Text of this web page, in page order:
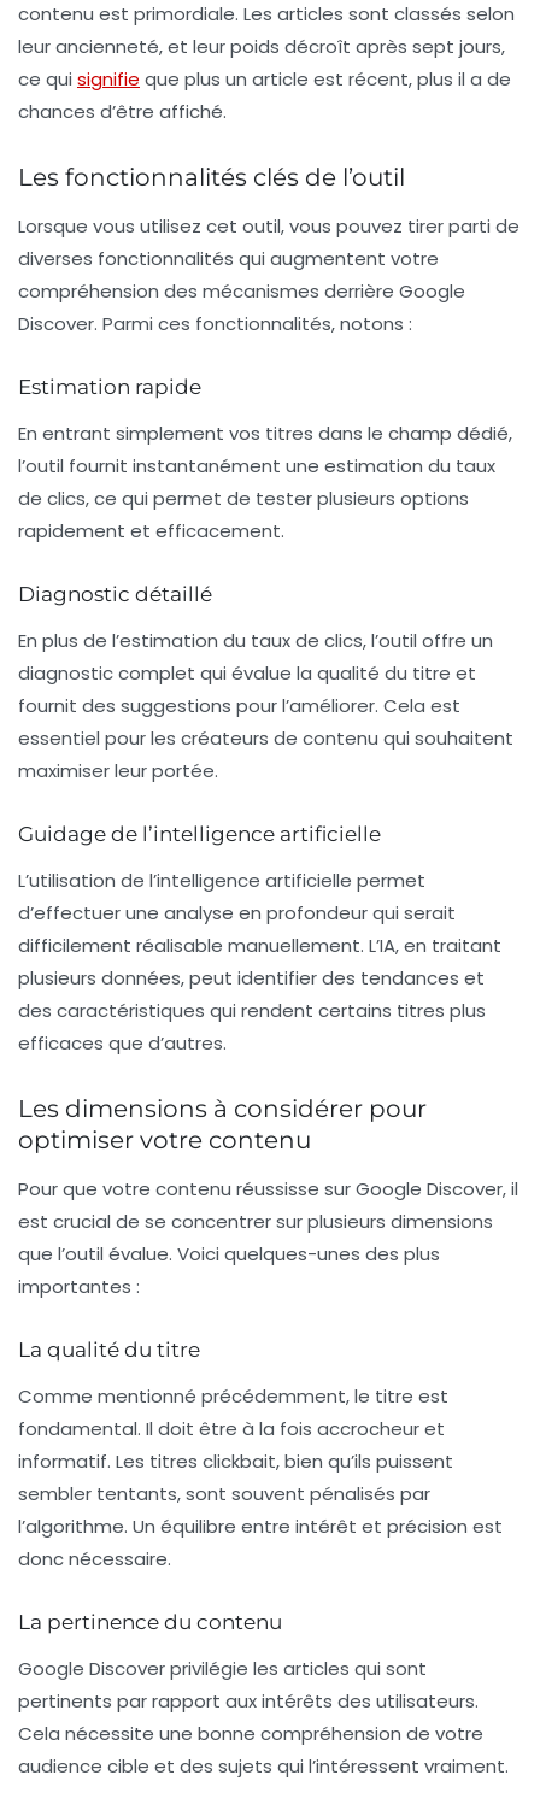
contenu est primordiale. Les articles sont classés selon
leur ancienneté, et leur poids décroît après sept jours,
ce qui signifie que plus un article est récent, plus il a de
chances d’être affiché.
Les fonctionnalités clés de l’outil
Lorsque vous utilisez cet outil, vous pouvez tirer parti de
diverses fonctionnalités qui augmentent votre
compréhension des mécanismes derrière Google
Discover. Parmi ces fonctionnalités, notons :
Estimation rapide
En entrant simplement vos titres dans le champ dédié,
l’outil fournit instantanément une estimation du taux
de clics, ce qui permet de tester plusieurs options
rapidement et efficacement.
Diagnostic détaillé
En plus de l’estimation du taux de clics, l’outil offre un
diagnostic complet qui évalue la qualité du titre et
fournit des suggestions pour l’améliorer. Cela est
essentiel pour les créateurs de contenu qui souhaitent
maximiser leur portée.
Guidage de l’intelligence artificielle
L’utilisation de l’intelligence artificielle permet
d’effectuer une analyse en profondeur qui serait
difficilement réalisable manuellement. L’IA, en traitant
plusieurs données, peut identifier des tendances et
des caractéristiques qui rendent certains titres plus
efficaces que d’autres.
Les dimensions à considérer pour
optimiser votre contenu
Pour que votre contenu réussisse sur Google Discover, il
est crucial de se concentrer sur plusieurs dimensions
que l’outil évalue. Voici quelques-unes des plus
importantes :
La qualité du titre
Comme mentionné précédemment, le titre est
fondamental. Il doit être à la fois accrocheur et
informatif. Les titres clickbait, bien qu’ils puissent
sembler tentants, sont souvent pénalisés par
l’algorithme. Un équilibre entre intérêt et précision est
donc nécessaire.
La pertinence du contenu
Google Discover privilégie les articles qui sont
pertinents par rapport aux intérêts des utilisateurs.
Cela nécessite une bonne compréhension de votre
audience cible et des sujets qui l’intéressent vraiment.